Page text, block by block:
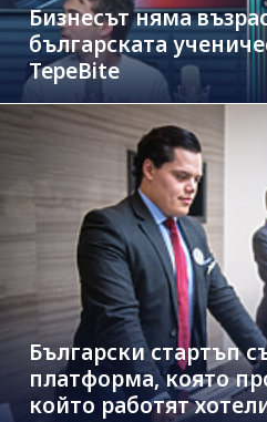
Бизнесът няма
българската
TepeBite
Български стартъп
платформа, която
който работят